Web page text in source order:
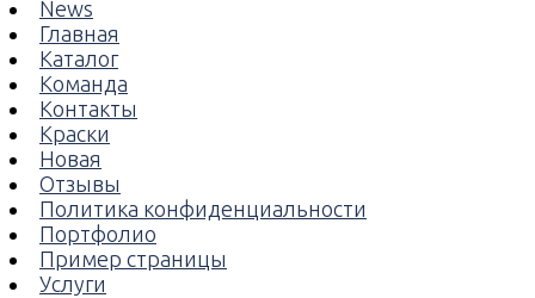
News
Главная
Каталог
Команда
Контакты
Краски
Новая
Отзывы
Политика конфиденциальности
Портфолио
Пример страницы
Услуги